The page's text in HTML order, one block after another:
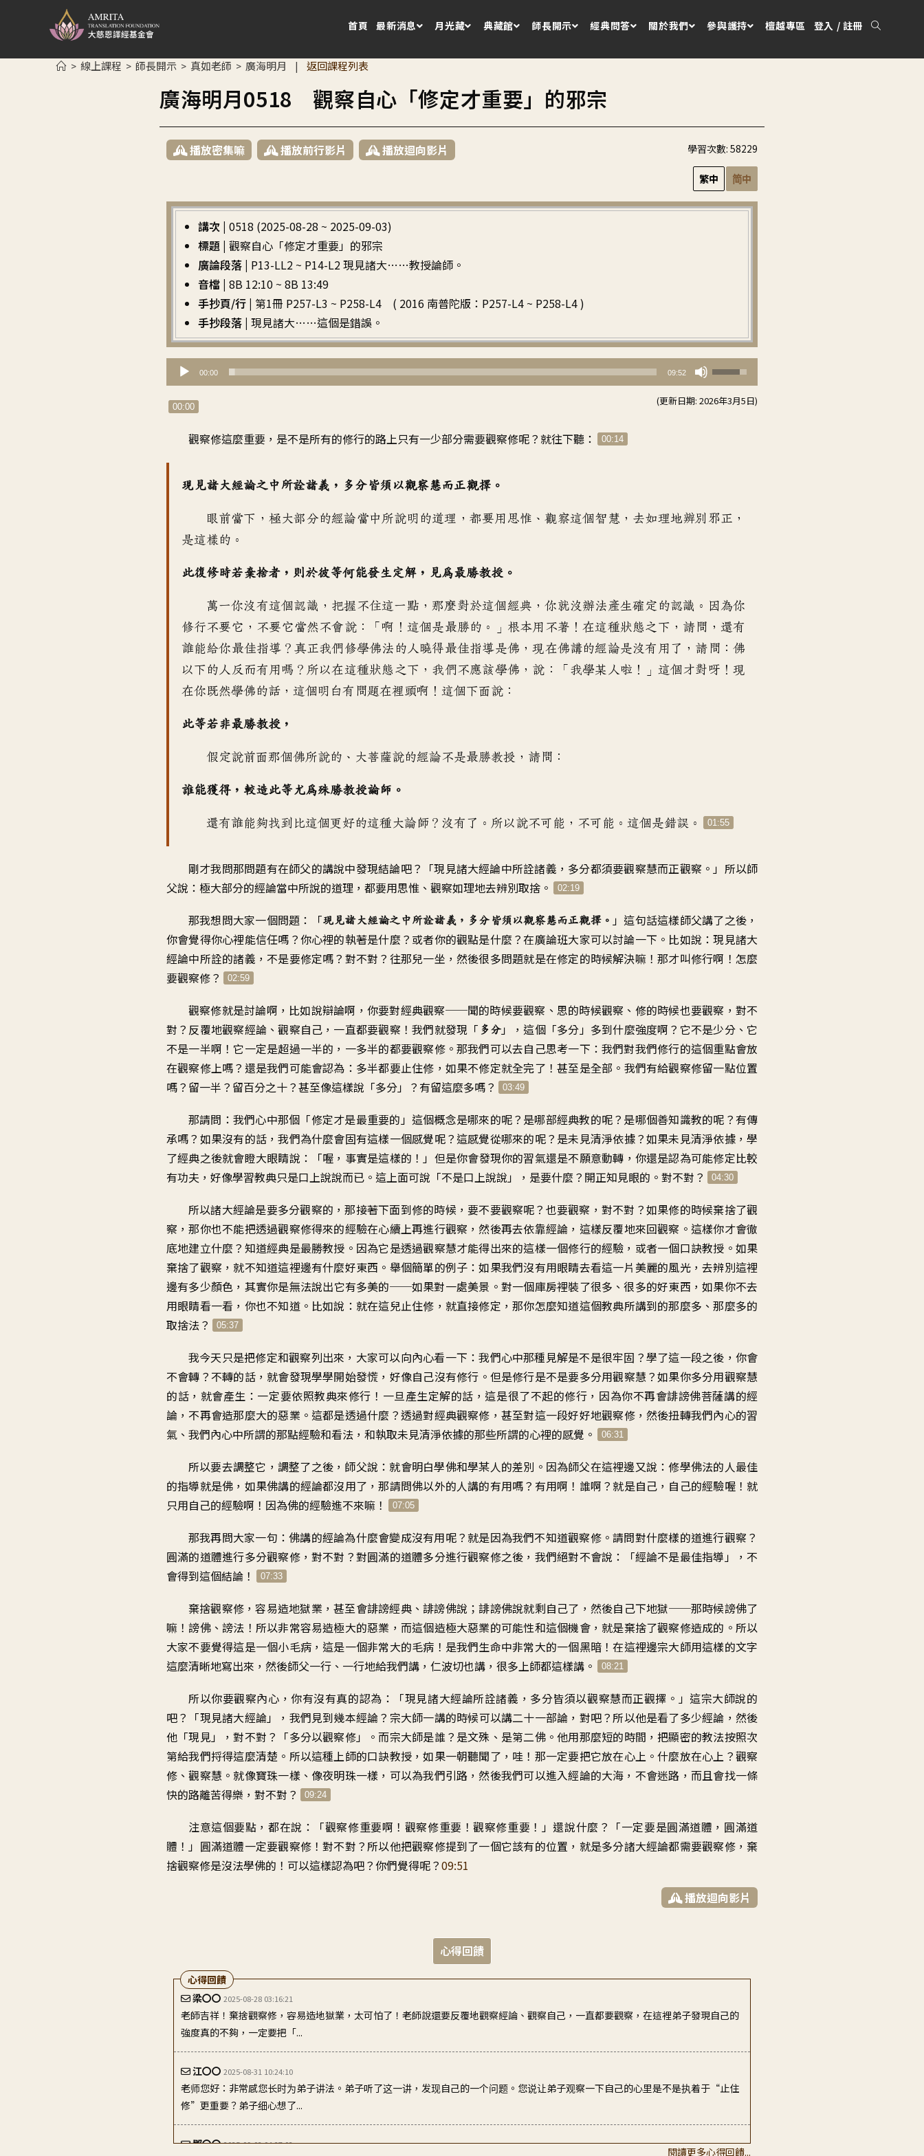
首頁 最新消息 月光藏 典藏館 師長開示 經典問答 關於我們 參與護持 檀越專區 登入 / 註冊
> 線上課程 > 師長開示 > 真如老師 > 廣海明月 | 返回課程列表
廣海明月0518 觀察自心「修定才重要」的邪宗
播放密集嘛 播放前行影片 播放迴向影片 學習次數: 58229
繁中 简中
講次 | 0518 (2025-08-28 ~ 2025-09-03)
標題 | 觀察自心「修定才重要」的邪宗
廣論段落 | P13-LL2 ~ P14-L2 現見諸大……教授論師。
音檔 | 8B 12:10 ~ 8B 13:49
手抄頁/行 | 第1冊 P257-L3 ~ P258-L4 ( 2016 南普陀版：P257-L4 ~ P258-L4 )
手抄段落 | 現見諸大……這個是錯誤。
訊
播
00:00 09:52
使
用
向
提
低
量。
(更新日期: 2026年3月5日)
00:00
觀察修這麼重要 ， 是不是所有的修行的路上只有一少部分需要觀察修呢？就往下聽 ： 00:14
現見諸大經論之中所詮諸義 ， 多分皆須以觀察慧而正觀擇。
眼前當下 ， 極大部分的經論當中 所說明的道理 ， 都要用思惟、觀察這個智慧 ， 去如理地辨別邪正 ，
是這樣的 。
此復修時若棄捨者， 則於彼等何能發生定解， 見為最勝教授 。
萬一你沒有這個認識 ， 把握不住這一點 ， 那麼對於這個經典 ，你就沒辦法產生確定的認識 。 因為你
修行不要它 ， 不要它當然不會說：「啊！這個是最勝的 。」 根本用不著 ！在這種狀態之下 ， 請問，還有
誰能給你最佳指導 ？ 真正我們修學佛法的人曉得最佳指導是佛 ，現在佛講的經論是沒有用了 ， 請問：佛
以下的人反而有用嗎 ？ 所以在這種狀態之下 ， 我們不應該學佛 ， 說：「我學某人啦 ！」 這個才對呀 ！現
在你既然學佛的話， 這個明白有問題在裡頭啊 ！ 這個下面說：
此等若非最勝教授 ，
假定說前面那個佛所說的 、 大菩薩說的經論不是最勝教授 ， 請問 ：
誰能獲得， 較造此等尤為殊勝教授論師 。
還有誰能夠找到 比這個更好的這種大論師 ？ 沒有了 。 所以說不可能，不可能 。 這個是錯誤 。 01:55
剛才我問那問題有在師父的講說中發現結論吧？「現見諸大經論中所詮諸義 ， 多分都須要觀察慧而正觀察 。」 所以師
父說 ： 極大部分的經論當中所說的道理 ， 都要用思惟、觀察如理地去辨別取捨 。 02:19
那我想問大家一個問題 ：「現見諸大經論之中所詮諸義 ， 多分皆須以觀察慧而正觀擇。 」 這句話這樣師父講了之後 ，
你會覺得你心裡能信任嗎 ？你心裡的執著是什麼 ？ 或者你的觀點是什麼 ？在廣論班大家可以討論一下 。 比如說 ：現見諸大
經論中所詮的諸義 ， 不是要修定嗎？對不對 ？ 往那兒一坐 ，然後很多問題就是在修定的時候解決嘛！那才叫修行啊 ！ 怎麼
要觀察修？ 02:59
觀察修就是討論啊 ， 比如說辯論啊 ， 你要對經典觀察──聞的時候要觀察 、 思的時候觀察 、 修的時候也要觀察，對不
對 ？ 反覆地觀察經論、觀察自己 ， 一直都要觀察 ！我們就發現「 多分」， 這個「多分」多到什麼強度啊 ？ 它不是少分、它
不是一半啊 ！ 它一定是超過一半的 ， 一多半的都要觀察修。那我們可以去自己思考一下 ：我們對我們修行的這個重點會放
在觀察修上嗎？ 還是我們可能會認為 ： 多半都要止住修 ， 如果不修定就全完了 ！甚至是全部 。 我們有給觀察修留一點位置
嗎？ 留一半？留百分之十？甚至像這樣說「多分」？ 有留這麼多嗎？ 03:49
那請問：我們心中那個 「修定才是最重要的 」 這個概念是哪來的呢？ 是哪部經典教的呢？ 是哪個善知識教的呢 ？ 有傳
承嗎？ 如果沒有的話 ，我們為什麼會固有這樣一個感覺呢？ 這感覺從哪來的呢？ 是未見清淨依據？如果未見清淨依據，學
了經典之後就會瞪大眼睛說 ：「喔，事實是這樣的 ！」 但是你會發現你的習氣還是不願意動轉 ， 你還是認為可能修定比較
有功夫 ， 好像學習教典只是口上說說而已 。 這上面可說「不是口上說說 」， 是要什麼 ？ 開正知見眼的。對不對 ？ 04:30
所以諸大經論是要多分觀察的 ，那接著下面到修的時候 ，要不要觀察呢？ 也要觀察，對不對 ？如果修的時候棄捨了觀
察 ，那你也不能把透過觀察修得來的經驗在心續上再進行觀察 ，然後再去依靠經論 ， 這樣反覆地來回觀察 。 這樣你才會徹
底地建立什麼 ？ 知道經典是最勝教授 。 因為它是透過觀察慧才能得出來的這樣一個修行的經驗 ， 或者一個口訣教授 。 如果
棄捨了觀察 ，就不知道這裡邊有什麼好東西 。 舉個簡單的例子 ：如果我們沒有用眼睛去看這一片美麗的風光，去辨別這裡
邊有多少顏色 ， 其實你是無法說出它有多美的──如果對一處美景 。 對一個庫房裡裝了很多、很多的好東西 ，如果你不去
用眼睛看一看 ， 你也不知道。 比如說：就在這兒止住修 ， 就直接修定 ，那你怎麼知道這個教典所講到的那麼多 、那麼多的
取捨法？ 05:37
我今天只是把修定和觀察列出來 ， 大家可以向內心看一下 ：我們心中那種見解是不是很牢固 ？學了這一段之後 ， 你會
不會轉 ？ 不轉的話，就會發現學學開始發慌 ， 好像自己沒有修行 。 但是修行是不是要多分用觀察慧 ？如果你多分用觀察慧
的話 ， 就會產生 ： 一定要依照教典來修行 ！ 一旦產生定解的話 ， 這是很了不起的修行 ， 因為你不再會誹謗佛菩薩講的經
論 ， 不再會造那麼大的惡業 。 這都是透過什麼 ？透過對經典觀察修 ， 甚至對這一段好好地觀察修， 然後扭轉我們內心的習
氣 、 我們內心中所謂的那點經驗和看法 ， 和執取未見清淨依據的那些所謂的心裡的感覺 。 06:31
所以要去調整它 ， 調整了之後 ， 師父說 ：就會明白學佛和學某人的差別 。 因為師父在這裡邊又說 ：修學佛法的人最佳
的指導就是佛 ， 如果佛講的經論都沒用了 ，那請問佛以外的人講的有用嗎？ 有用啊 ！ 誰啊？就是自己 ， 自己的經驗喔！就
只用自己的經驗啊 ！ 因為佛的經驗進不來嘛 ！ 07:05
那我再問大家一句 ：佛講的經論為什麼會變成沒有用呢？就是因為我們不知道觀察修。請問對什麼樣的道進行觀察 ？
圓滿的道體進行多分觀察修，對不對 ？對圓滿的道體多分進行觀察修之後 ， 我們絕對不會說 ：「經論不是最佳指導 」， 不
會得到這個結論 ！ 07:33
棄捨觀察修 ，容易造地獄業 ，甚至會誹謗經典、誹謗佛說 ；誹謗佛說就剩自己了 ， 然後自己下地獄──那時候謗佛了
嘛 ！謗佛、謗法 ！ 所以非常容易造極大的惡業 ， 而這個造極大惡業的可能性和這個機會，就是棄捨了觀察修造成的 。 所以
大家不要覺得這是一個小毛病 ， 這是一個非常大的毛病 ！ 是我們生命中非常大的一個黑暗 ！在這裡邊宗大師用這樣的文字
這麼清晰地寫出來 ， 然後師父一行、一行地給我們講 ， 仁波切也講 ， 很多上師都這樣講 。 08:21
所以你要觀察內心 ，你有沒有真的認為 ：「現見諸大經論所詮諸義 ， 多分皆須以觀察慧而正觀擇 。」 這宗大師說的
吧？「現見諸大經論」， 我們見到幾本經論？ 宗大師一講的時候可以講二十一部論，對吧？ 所以他是看了多少經論 ， 然後
他「現見」，對不對 ？「多分以觀察修」。而宗大師是誰 ？ 是文殊、是第二佛。他用那麼短的時間 ，把顯密的教法按照次
第給我們捋得這麼清楚 。 所以這種上師的口訣教授 ，如果一朝聽聞了 ， 哇！那一定要把它放在心上 。什麼放在心上 ？觀察
修、觀察慧 。就像寶珠一樣、像夜明珠一樣 ， 可以為我們引路 ，然後我們可以進入經論的大海 ， 不會迷路 ， 而且會找一條
快的路離苦得樂 ， 對不對 ？ 09:24
注意這個要點 ，都在說 ：「觀察修重要啊 ！ 觀察修重要 ！觀察修重要 ！」還說什麼 ？「一定要是圓滿道體 ， 圓滿道
體 ！」 圓滿道體一定要觀察修 ！對不對 ？ 所以他把觀察修提到了一個它該有的位置 ， 就是多分諸大經論都需要觀察修，棄
捨觀察修是沒法學佛的 ！ 可以這樣認為吧？你們覺得呢？09:51
播放迴向影片
心得回饋
梁〇〇 2025-08-28 03:16:21
老師吉祥！棄捨觀察修，容易造地獄業，太可怕了！老師說還要反覆地觀察經論、觀察自己，一直都要觀察，在這裡弟子發現自己的
強度真的不夠，一定要把「...
江〇〇 2025-08-31 10:24:10
老师您好：非常感您长时为弟子讲法。弟子听了这一讲，发现自己的一个问题。您说让弟子观察一下自己的心里是不是执着于“止住
修”更重要？弟子细心想了...
鄧〇〇2025-09-02 04:27:02
心得回饋
閱讀更多心得回饋...